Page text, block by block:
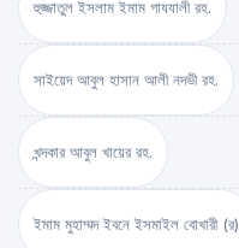
হুজ্জাতুল ইসলাম ইমাম গাযযালী রহ.
সাইয়েদ আবুল হাসান আলী নদভী রহ.
খন্দকার আবুল খায়ের রহ.
ইমাম মুহাম্মদ ইবনে ইসমাইল বোখারী (র)